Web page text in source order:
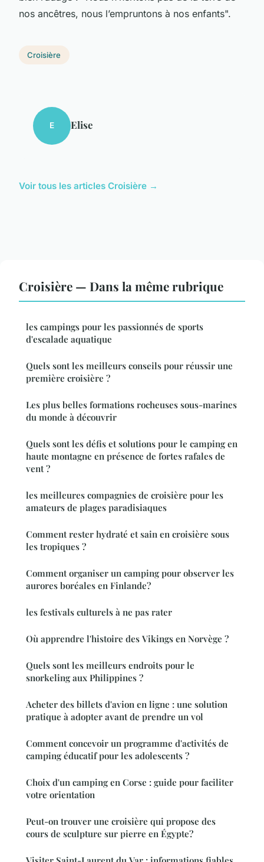
nos ancêtres, nous l’empruntons à nos enfants".
Croisière
E Elise
Voir tous les articles Croisière →
Croisière — Dans la même rubrique
les campings pour les passionnés de sports
d'escalade aquatique
Quels sont les meilleurs conseils pour réussir une
première croisière ?
Les plus belles formations rocheuses sous-marines
du monde à découvrir
Quels sont les défis et solutions pour le camping en
haute montagne en présence de fortes rafales de
vent ?
les meilleures compagnies de croisière pour les
amateurs de plages paradisiaques
Comment rester hydraté et sain en croisière sous
les tropiques ?
Comment organiser un camping pour observer les
aurores boréales en Finlande?
les festivals culturels à ne pas rater
Où apprendre l'histoire des Vikings en Norvège ?
Quels sont les meilleurs endroits pour le
snorkeling aux Philippines ?
Acheter des billets d'avion en ligne : une solution
pratique à adopter avant de prendre un vol
Comment concevoir un programme d'activités de
camping éducatif pour les adolescents ?
Choix d'un camping en Corse : guide pour faciliter
votre orientation
Peut-on trouver une croisière qui propose des
cours de sculpture sur pierre en Égypte?